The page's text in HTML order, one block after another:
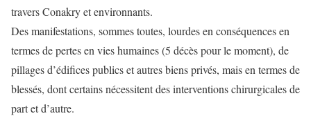
travers Conakry et environnants.
Des manifestations, sommes toutes, lourdes en conséquences en
termes de pertes en vies humaines (5 décès pour le moment), de
pillages d’édifices publics et autres biens privés, mais en termes de
blessés, dont certains nécessitent des interventions chirurgicales de
part et d’autre.